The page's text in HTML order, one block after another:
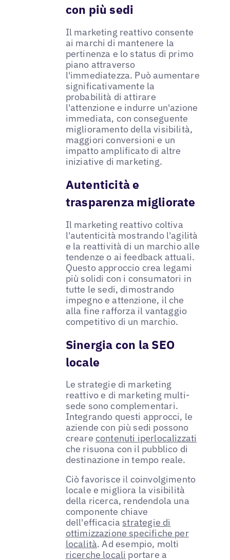
con più sedi
Il marketing reattivo consente
ai marchi di mantenere la
pertinenza e lo status di primo
piano attraverso
l'immediatezza. Può aumentare
significativamente la
probabilità di attirare
l'attenzione e indurre un'azione
immediata, con conseguente
miglioramento della visibilità,
maggiori conversioni e un
impatto amplificato di altre
iniziative di marketing.
Autenticità e
trasparenza migliorate
Il marketing reattivo coltiva
l'autenticità mostrando l'agilità
e la reattività di un marchio alle
tendenze o ai feedback attuali.
Questo approccio crea legami
più solidi con i consumatori in
tutte le sedi, dimostrando
impegno e attenzione, il che
alla fine rafforza il vantaggio
competitivo di un marchio.
Sinergia con la SEO
locale
Le strategie di marketing
reattivo e di marketing multi-
sede sono complementari.
Integrando questi approcci, le
aziende con più sedi possono
creare contenuti iperlocalizzati
che risuona con il pubblico di
destinazione in tempo reale.
Ciò favorisce il coinvolgimento
locale e migliora la visibilità
della ricerca, rendendola una
componente chiave
dell'efficacia strategie di
ottimizzazione specifiche per
località. Ad esempio, molti
ricerche locali portare a